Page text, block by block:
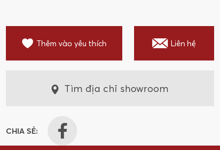
Thêm vào yêu thích Liên hệ
Tìm địa chỉ showroom
CHIA SẺ: